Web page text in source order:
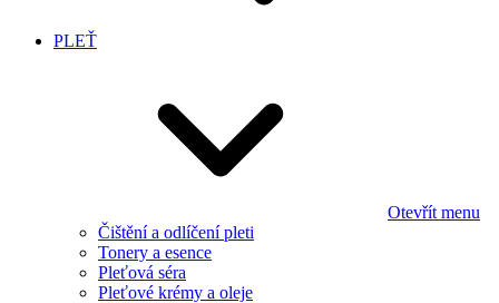
PLEŤ
Otevřít menu
Čištění a odlíčení pleti
Tonery a esence
Pleťová séra
Pleťové krémy a oleje